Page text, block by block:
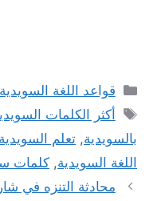
التصنيفات
قواعد اللغة السويدية
الوسوم
أكثر الكلمات
بالسويدية, تعلم السويدية
اللغة السويدية, كلمات
محادثة التنزه في